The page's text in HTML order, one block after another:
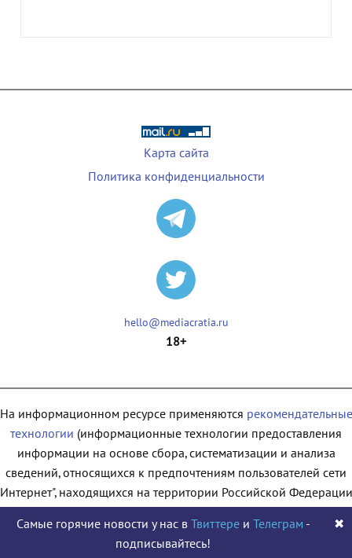
Карта сайта
Политика конфиденциальности
hello@mediacratia.ru
18+
На информационном ресурсе применяются рекомендательные
технологии (информационные технологии предоставления
информации на основе сбора, систематизации и анализа
сведений, относящихся к предпочтениям пользователей сети
находящихся на территории Российской
© 2009 - 2026
Самые горячие новости у нас в Твиттереи Телеграм -
подписывайтесь!
✖